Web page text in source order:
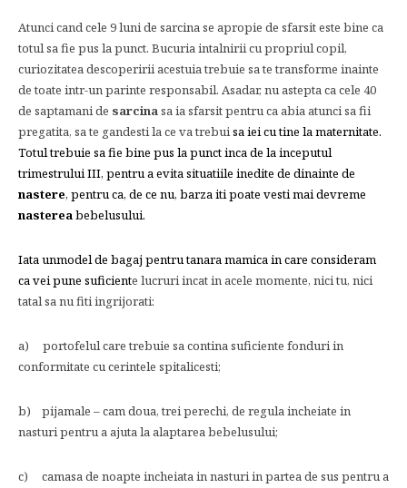
Atunci cand cele 9 luni de sarcina se apropie de sfarsit este bine ca
totul sa fie pus la punct. Bucuria intalnirii cu propriul copil,
curiozitatea descoperirii acestuia trebuie sa te transforme inainte
de toate intr-un parinte responsabil. Asadar, nu astepta ca cele 40
de saptamani de sarcinasa ia sfarsit pentru ca abia atunci sa fii
pregatita, sa te gandesti la ce va trebuisa iei cu tine la maternitate.
Totul trebuie sa fie bine pus la punct inca de la inceputul
trimestrului III, pentru a evita situatiile inedite de dinainte de
nastere, pentru ca, de ce nu, barza iti poate vesti mai devreme
nastereabebelusului.
Iata unmodel de bagaj pentru tanara mamica in care consideram
ca vei pune suficiente lucruri incat in acele momente, nici tu, nici
tatal sa nu fiti ingrijorati:
a) portofelul care trebuie sa contina suficiente fonduri in
conformitate cu cerintele spitalicesti;
b) pijamale – cam doua, trei perechi, de regula incheiate in
nasturi pentru a ajuta la alaptarea bebelusului;
c) camasa de noapte incheiata in nasturi in partea de sus pentru a